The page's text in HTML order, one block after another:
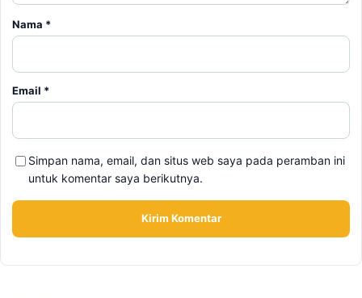
Nama *
Email *
Simpan nama, email, dan situs web saya pada peramban ini
untuk komentar saya berikutnya.